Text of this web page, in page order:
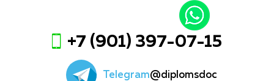
+7 (901) 397-07-15
Telegram@diplomsdoc